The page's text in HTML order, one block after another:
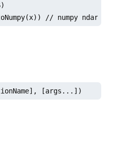
// numpy ndarray
[args...])